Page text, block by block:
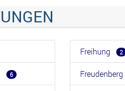
6
Freihung 2
Freudenberg